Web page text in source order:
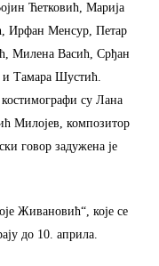
Ћетковић, Марија
Ирфан Менсур, Петар
Милена Васић, Срђан
и Тамара Шустић.
су Лана
Милојев, композитор
говор задужена је
Живановић“, које се
до 10. априла.